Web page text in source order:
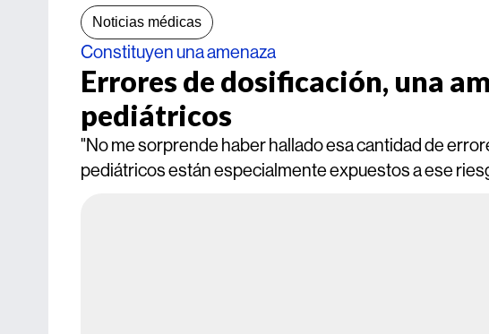
Noticias médicas
Constituyen una amenaza
Errores de dosificación, una
pediátricos
"No me sorprende haber hallado esa cantidad de
pediátricos están especialmente expuestos a ese